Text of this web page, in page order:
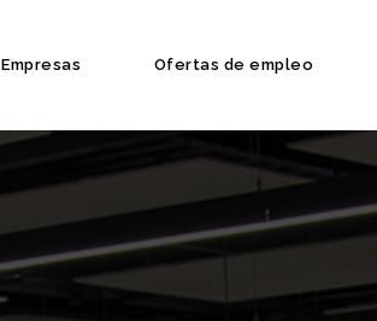
Empresas Ofertas de empleo